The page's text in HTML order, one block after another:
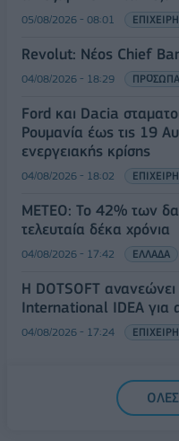
05/08/2026 - 08:01
Revolut: Νέος Chief
04/08/2026 - 18:29 ΠΡΟΣΩΠΑ
Ford και Dacia
Ρουμανία έως τις 19
ενεργειακής κρίσης
04/08/2026 - 18:02
ΜΕΤΕΟ: Το 42% των
τελευταία δέκα χρόνια
04/08/2026 - 17:42 ΕΛΛΑΔΑ
Η DOTSOFT
International IDEA για
04/08/2026 - 17:24